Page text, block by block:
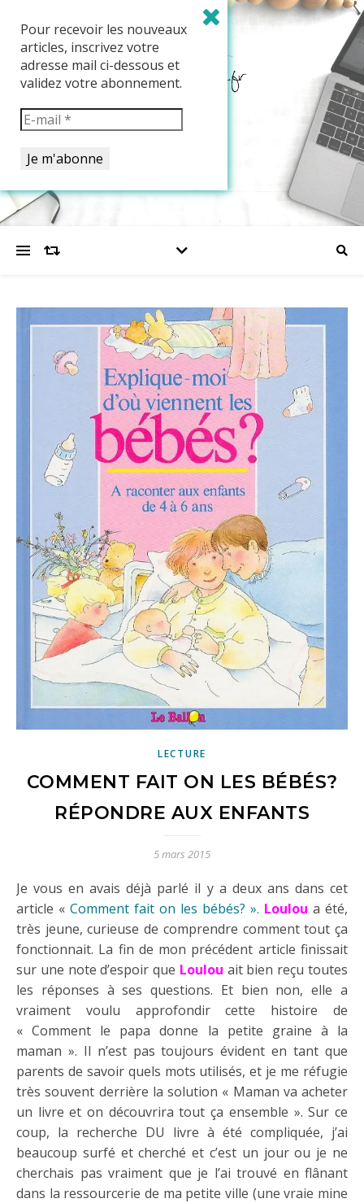
LECTURE
COMMENT FAIT ON LES BÉBÉS?
RÉPONDRE AUX ENFANTS
5 mars 2015
Je vous en avais déjà parlé il y a deux ans dans cet
article « Comment fait on les bébés? ». Loulou a été,
très jeune, curieuse de comprendre comment tout ça
fonctionnait. La fin de mon précédent article finissait
sur une note d’espoir que Loulou ait bien reçu toutes
les réponses à ses questions. Et bien non, elle a
vraiment voulu approfondir cette histoire de
« Comment le papa donne la petite graine à la
maman ». Il n’est pas toujours évident en tant que
parents de savoir quels mots utilisés, et je me réfugie
très souvent derrière la solution « Maman va acheter
un livre et on découvrira tout ça ensemble ». Sur ce
coup, la recherche DU livre à été compliquée, j’ai
beaucoup surfé et cherché et c’est un jour ou je ne
cherchais pas vraiment que je l’ai trouvé en flânant
dans la ressourcerie de ma petite ville (une vraie mine
Pour recevoir les nouveaux
articles, inscrivez votre
adresse mail ci-dessous et
validez votre abonnement.